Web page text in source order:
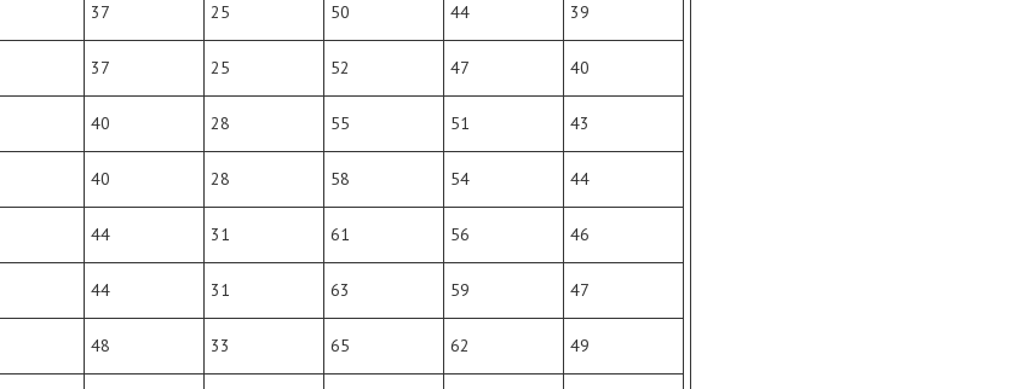
37 25 50 44 39
37 25 52 47 40
40 28 55 51 43
40 28 58 54 44
44 31 61 56 46
44 31 63 59 47
48 33 65 62 49